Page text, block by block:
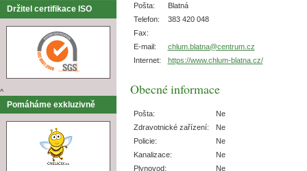
Držitel certifikace ISO
^
Pomáháme exkluzivně
Pošta:
Blatná
Telefon:
383 420 048
Fax:
E-mail:
chlum.blatna@centrum.cz
Internet:
https://www.chlum-blatna.cz/
Obecné informace
Pošta:
Ne
Zdravotnické zařízení:
Ne
Policie:
Ne
Kanalizace:
Ne
Plynovod:
Ne